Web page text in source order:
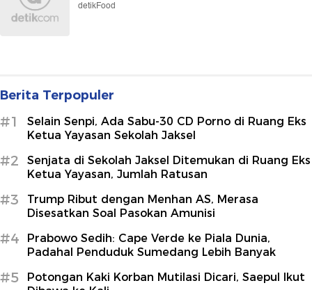
detikFood
Berita Terpopuler
#1
Selain Senpi, Ada Sabu-30 CD Porno di Ruang Eks
Ketua Yayasan Sekolah Jaksel
#2
Senjata di Sekolah Jaksel Ditemukan di Ruang Eks
Ketua Yayasan, Jumlah Ratusan
#3
Trump Ribut dengan Menhan AS, Merasa
Disesatkan Soal Pasokan Amunisi
#4
Prabowo Sedih: Cape Verde ke Piala Dunia,
Padahal Penduduk Sumedang Lebih Banyak
#5
Potongan Kaki Korban Mutilasi Dicari, Saepul Ikut